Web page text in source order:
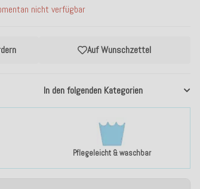
Pflegeleicht & waschbar
In den folgenden Kategorien
Auf Wunschzettel
nicht verfügbar